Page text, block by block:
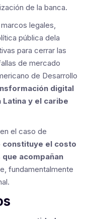
de la banca.
legales,
pública dela
para cerrar las
de mercado
de Desarrollo
digital
y el caribe
el caso de
constituye el costo
acompañan
fundamentalmente